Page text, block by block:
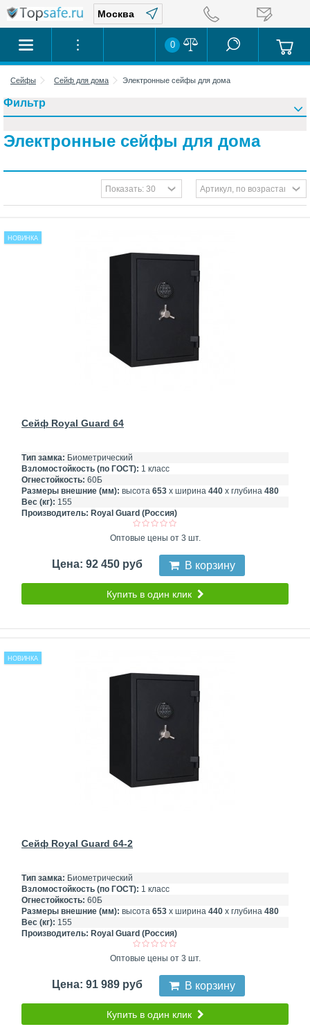
0
Сейфы Сейф для дома Электронные сейфы для дома
Электронные сейфы для дома
НОВИНКА
Сейф Royal Guard 64
Тип замка: Биометрический
Взломостойкость (по ГОСТ): 1 класс
Огнестойкость: 60Б
Размеры внешние (мм): высота 653 х ширина 440 х глубина 480
Вес (кг): 155
Производитель: Royal Guard (Россия)
Оптовые цены от 3 шт.
Цена: 92 450 руб В корзину
Купить в один клик
НОВИНКА
Сейф Royal Guard 64-2
Тип замка: Биометрический
Взломостойкость (по ГОСТ): 1 класс
Огнестойкость: 60Б
Размеры внешние (мм): высота 653 х ширина 440 х глубина 480
Вес (кг): 155
Производитель: Royal Guard (Россия)
Оптовые цены от 3 шт.
Цена: 91 989 руб В корзину
Купить в один клик
Фильтр